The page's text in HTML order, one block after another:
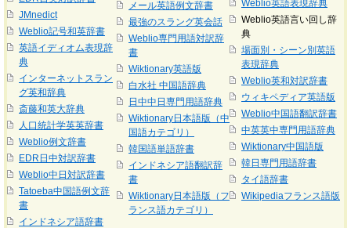
JMnedict
Weblio記号和英辞書
英語イディオム表現辞
典
インターネットスラン
グ英和辞典
斎藤和英大辞典
人口統計学英英辞書
Weblio例文辞書
EDR日中対訳辞書
Weblio中日対訳辞書
Tatoeba中国語例文辞
書
インドネシア語辞書
メール英語例文辞書
最強のスラング英会話
Weblio専門用語対訳辞
書
Wiktionary英語版
白水社 中国語辞典
日中中日専門用語辞典
Wiktionary日本語版（中
国語カテゴリ）
韓国語単語辞書
インドネシア語翻訳辞
書
Wiktionary日本語版（フ
ランス語カテゴリ）
Weblio英語表現辞典
Weblio英語言い回し辞
典
場面別・シーン別英語
表現辞典
Weblio英和対訳辞書
ウィキペディア英語版
Weblio中国語翻訳辞書
中英英中専門用語辞典
Wiktionary中国語版
韓日専門用語辞書
タイ語辞書
Wikipediaフランス語版